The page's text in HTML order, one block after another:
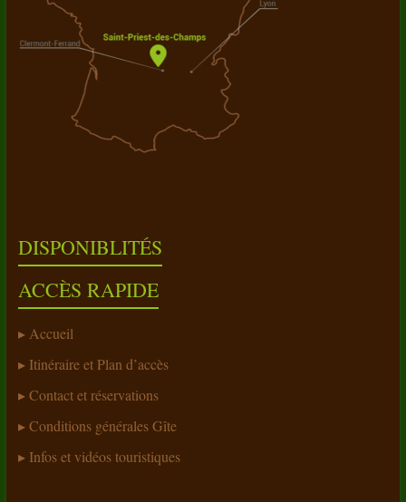
DISPONIBLITÉS
ACCÈS RAPIDE
Accueil
Itinéraire et Plan d’accès
Contact et réservations
Conditions générales Gîte
Infos et vidéos touristiques